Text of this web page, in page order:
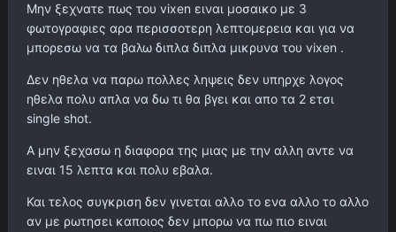
Μην ξεχνατε πως του vixen ειναι μοσαικο με 3
φωτογραφιες αρα περισσοτερη λεπτομερεια και για να
μπορεσω να τα βαλω διπλα διπλα μικρυνα του vixen .
Δεν ηθελα να παρω πολλες ληψεις δεν υπηρχε λογος
ηθελα πολυ απλα να δω τι θα βγει και απο τα 2 ετσι
single shot.
Α μην ξεχασω η διαφορα της μιας με την αλλη αντε να
ειναι 15 λεπτα και πολυ εβαλα.
Και τελος συγκριση δεν γινεται αλλο το ενα αλλο το αλλο
αν με ρωτησει καποιος δεν μπορω να πω πιο ειναι